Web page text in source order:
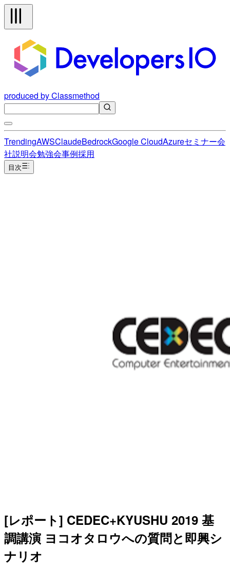
produced by Classmethod
TrendingAWSClaudeBedrockGoogle CloudAzureセミナー会
社説明会勉強会事例採用
目次
[レポート] CEDEC+KYUSHU 2019 基
調講演 ヨコオタロウへの質問と即興シ
ナリオ